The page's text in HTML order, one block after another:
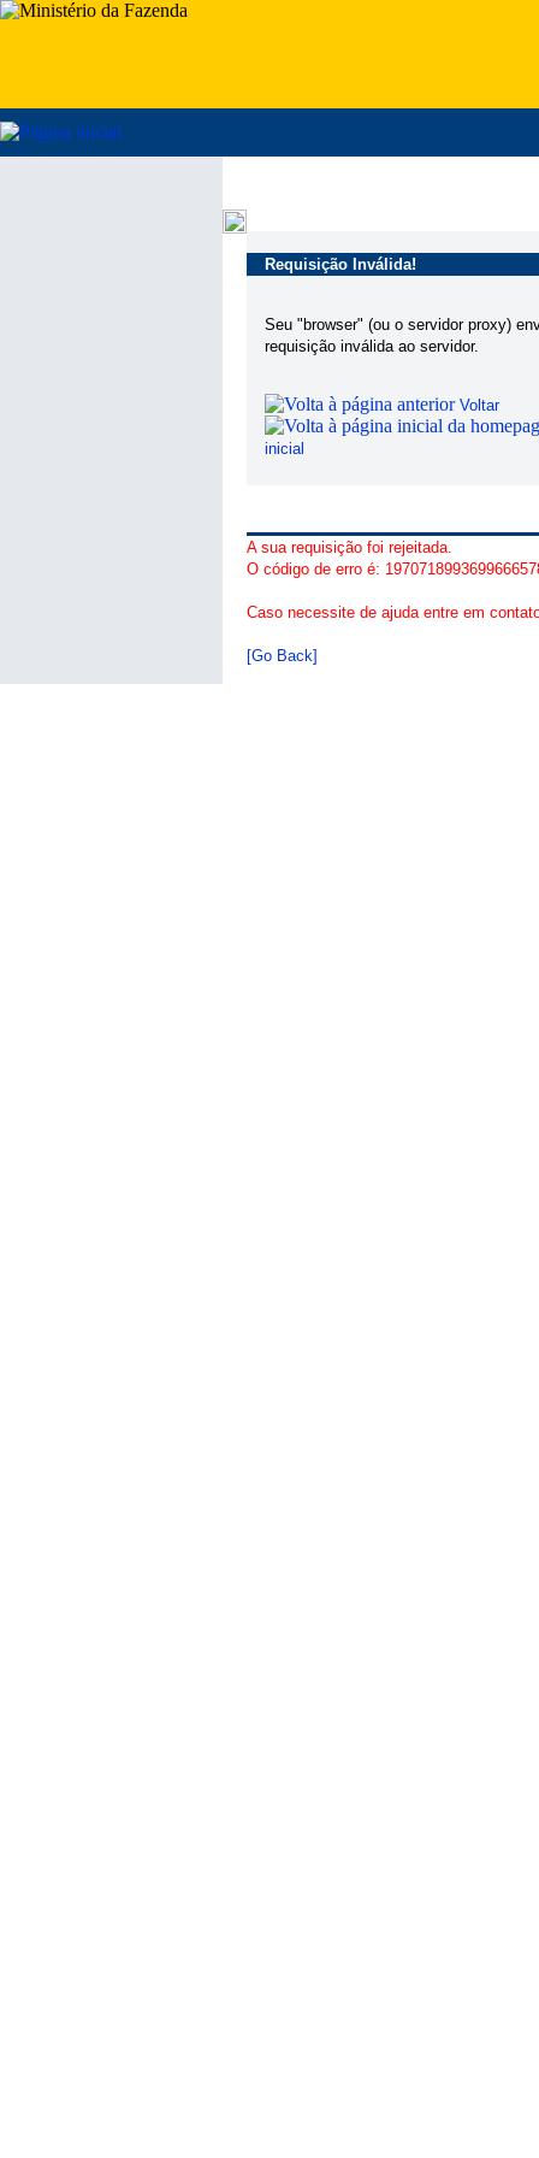
Requisição Inválida!
Seu "browser" (ou o servidor proxy)
requisição inválida ao servidor.
Voltar
inicial
A sua requisição foi rejeitada.
O código de erro é:
Caso necessite de ajuda entre em
[Go Back]